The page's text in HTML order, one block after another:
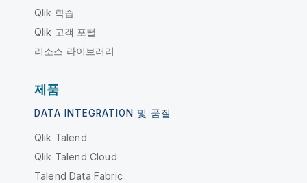
Qlik 학습
Qlik 고객 포털
리소스 라이브러리
제품
DATA INTEGRATION 및 품질
Qlik Talend
Qlik Talend Cloud
Talend Data Fabric